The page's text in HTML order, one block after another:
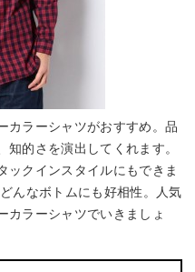
カラーシャツがおすすめ。品
的さを演出してくれます。
ックインスタイルにもできま
んなボトムにも好相性。人気
カラーシャツでいきましょ